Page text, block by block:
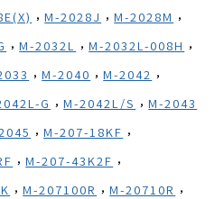
, M-2028J , M-2028M ,
, M-2032L , M-2032L-008H ,
, M-2040 , M-2042 ,
G , M-2042L/S , M-2043
, M-207-18KF ,
, M-207-43K2F ,
, M-207100R , M-20710R ,